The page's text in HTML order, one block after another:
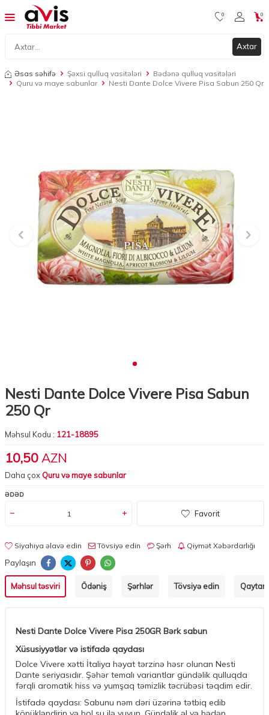
Axtar
0 0
Əsas səhifə Şəxsi qulluq vasitələri
Bədənə qulluq vasitələri
Quru və maye sabunlar
Nesti Dante Dolce Vivere Pisa Sabun 250 Qr
Nesti Dante Dolce Vivere Pisa Sabun
250 Qr
Məhsul Kodu : 121-18895
10,50 AZN
Daha çoxQuru və maye sabunlar
ƏDƏD
Favorit
Siyahıya əlavə edin Tövsiyə edin Şərh Qiymət Xəbərdarlığı
Paylaşın
Məhsul təsviri Ödəniş Şərhlər Tövsiyə edin
Nesti Dante Dolce Vivere Pisa 250GR Bərk sabun
Xüsusiyyətlər və istifadə qaydası
Dolce Vivere xətti İtaliya həyat tərzinə həsr olunan Nesti
Dante seriyasıdır. Şəhər temalı variantlar gündəlik qulluqda
fərqli aromatik hiss və yumşaq təmizlik təcrübəsi təqdim edir.
İstifadə qaydası: Sabunu nəm dəri üzərinə tətbiq edib